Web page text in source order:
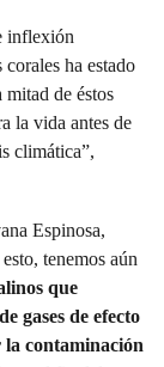
inflexión
ha estado
mitad de éstos
la vida antes de
climática”,
Espinosa,
tenemos aún
que
gases de efecto
contaminación